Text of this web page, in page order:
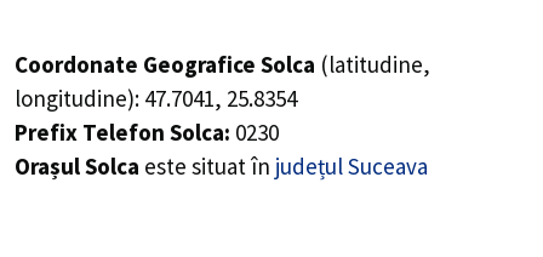
Coordonate Geografice Solca (latitudine,
longitudine): 47.7041, 25.8354
Prefix Telefon Solca: 0230
Orașul Solca este situat în județul Suceava